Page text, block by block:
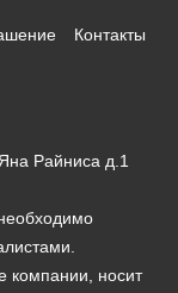
Контакты
Райниса д.1
компании, носит